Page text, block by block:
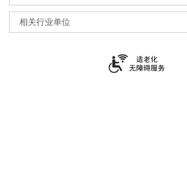
相关行业单位